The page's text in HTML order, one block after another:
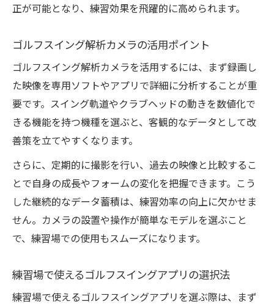
正が可能となり、練習効果を飛躍的に高められます。
ゴルフスイング解析カメラの活用ポイント
ゴルフスイング解析カメラを活用するには、まず録画し
た映像を専用ソフトやアプリで詳細に分析することが重
要です。スイング軌道やクラブヘッドの動きを数値化で
きる機能を持つ機種を選ぶと、客観的なデータとして改
善策を立てやすくなります。
さらに、定期的に撮影を行い、過去の映像と比較するこ
とで自身の成長やフォームの変化を把握できます。こう
した継続的なデータ蓄積は、練習効率の向上に欠かせま
せん。カメラの設置や操作が簡単なモデルを選ぶこと
で、練習場での使用もスムーズになります。
練習場で使えるゴルフスイングアプリの選択法
練習場で使えるゴルフスイングアプリを選ぶ際は、まず